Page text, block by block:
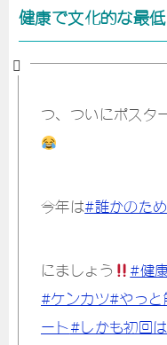
健康で文化的な最
つ、ついにポスタ
今年は#誰かのた
にましょう
#健
#ケンカツ#やっと
ート#しかも初回